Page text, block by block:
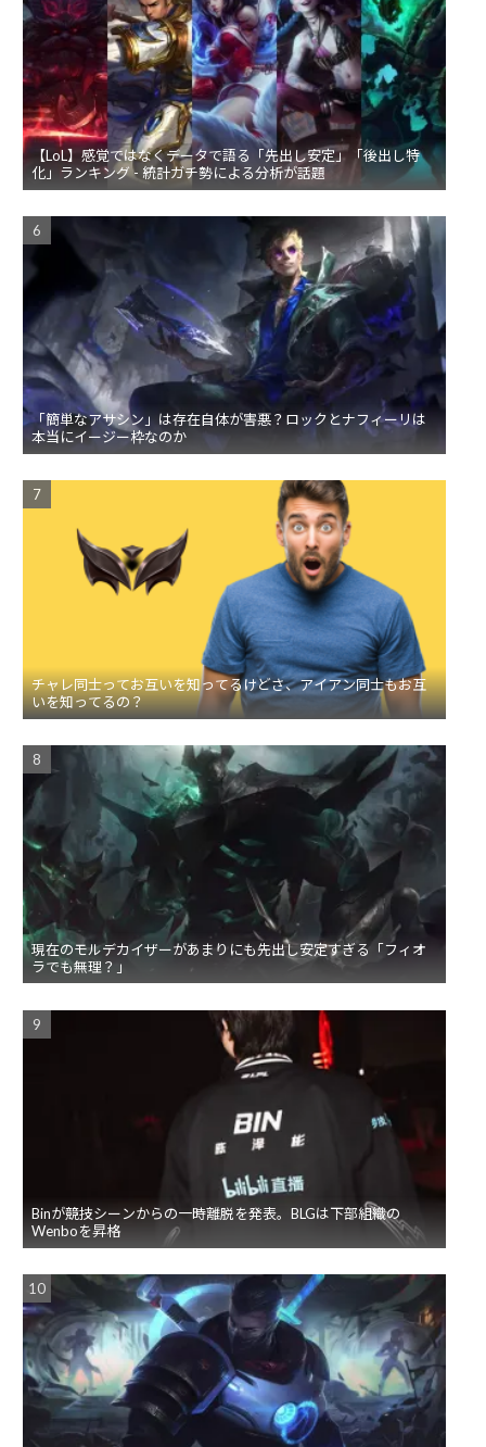
【LoL】感覚ではなくデータで語る「先出し安定」「後出し特
化」ランキング - 統計ガチ勢による分析が話題
「簡単なアサシン」は存在自体が害悪？ロックとナフィーリは
本当にイージー枠なのか
チャレ同士ってお互いを知ってるけどさ、アイアン同士もお互
いを知ってるの？
現在のモルデカイザーがあまりにも先出し安定すぎる「フィオ
ラでも無理？」
Binが競技シーンからの一時離脱を発表。BLGは下部組織の
Wenboを昇格